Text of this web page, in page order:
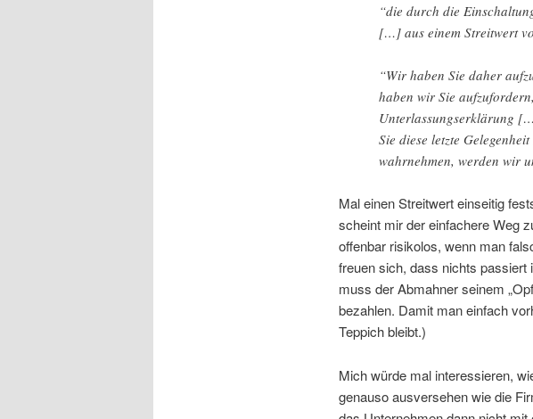
“die durch die
[…] aus einem Streitwert
“Wir haben Sie daher
haben wir Sie
Unterlassungserklärung
Sie diese letzte
wahrnehmen, werden wir
Mal einen Streitwert einseitig
scheint mir der einfachere Weg
offenbar risikolos, wenn man
freuen sich, dass nichts passiert
muss der Abmahner seinem
bezahlen. Damit man einfach
Teppich bleibt.)
Mich würde mal interessieren,
genauso ausversehen wie die